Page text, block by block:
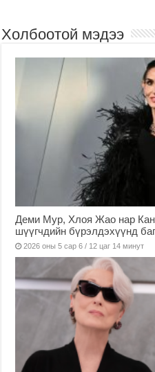
Холбоотой мэдээ
Деми Мур, Хлоя Жао нар
шүүгчдийн бүрэлдэхүүнд
2026 оны 5 сар 6 / 12 цаг 14 минут